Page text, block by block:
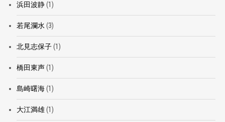
浜田波静(1)
若尾瀾水(3)
北見志保子(1)
橋田東声(1)
島崎曙海(1)
大江満雄(1)